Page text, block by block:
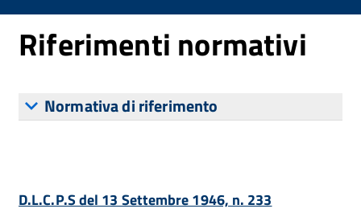
Riferimenti normativi
Normativa di riferimento
D.L.C.P.S del 13 Settembre 1946, n. 233